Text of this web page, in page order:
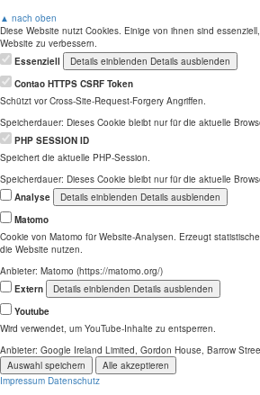
▲ nach oben
Diese Website nutzt Cookies. Einige von ihnen sind
Website zu verbessern.
Essenziell
Details einblenden Details ausblenden
Contao HTTPS CSRF Token
Schützt vor Cross-Site-Request-Forgery Angriffen.
Speicherdauer: Dieses Cookie bleibt nur für die aktuelle
PHP SESSION ID
Speichert die aktuelle PHP-Session.
Speicherdauer: Dieses Cookie bleibt nur für die aktuelle
Analyse
Details einblenden Details ausblenden
Matomo
Cookie von Matomo für Website-Analysen. Erzeugt
die Website nutzen.
Anbieter: Matomo (https://matomo.org/)
Extern
Details einblenden Details ausblenden
Youtube
Wird verwendet, um YouTube-Inhalte zu entsperren.
Anbieter: Google Ireland Limited, Gordon House, Barrow
Auswahl speichern
Alle akzeptieren
Impressum Datenschutz